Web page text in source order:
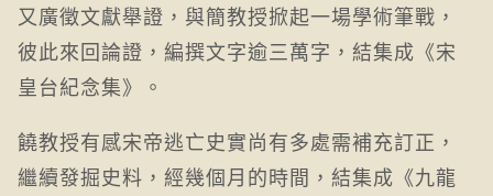
又廣徵文獻舉證，與簡教授掀起一場學術筆戰，
彼此來回論證，編撰文字逾三萬字，結集成《宋
皇台紀念集》。
饒教授有感宋帝逃亡史實尚有多處需補充訂正，
繼續發掘史料，經幾個月的時間，結集成《九龍